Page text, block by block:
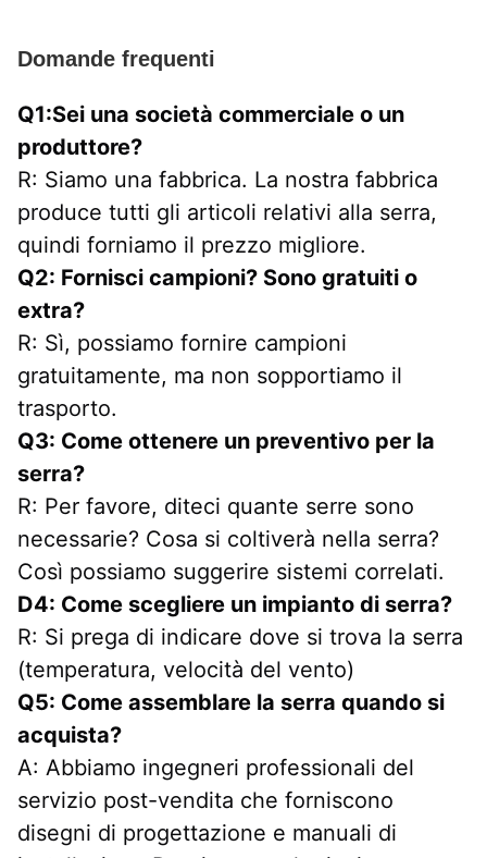
Domande frequenti
Q1:Sei una società commerciale o un
produttore?
R: Siamo una fabbrica. La nostra fabbrica
produce tutti gli articoli relativi alla serra,
quindi forniamo il prezzo migliore.
Q2: Fornisci campioni? Sono gratuiti o
extra?
R: Sì, possiamo fornire campioni
gratuitamente, ma non sopportiamo il
trasporto.
Q3: Come ottenere un preventivo per la
serra?
R: Per favore, diteci quante serre sono
necessarie? Cosa si coltiverà nella serra?
Così possiamo suggerire sistemi correlati.
D4: Come scegliere un impianto di serra?
R: Si prega di indicare dove si trova la serra
(temperatura, velocità del vento)
Q5: Come assemblare la serra quando si
acquista?
A: Abbiamo ingegneri professionali del
servizio post-vendita che forniscono
disegni di progettazione e manuali di